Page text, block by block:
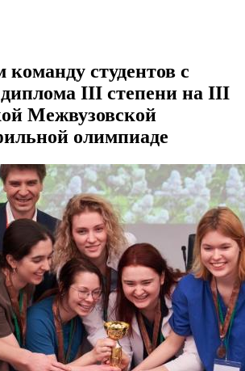
команду студентов с
III степени на III
Межвузовской
олимпиаде